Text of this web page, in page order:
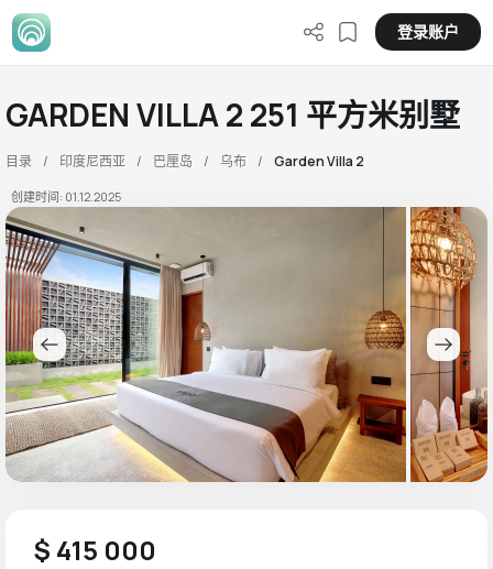
登录账户
GARDEN VILLA 2 251 平方米别墅
目录 印度尼西亚 巴厘岛 乌布 Garden Villa 2
创建时间: 01.12.2025
$ 415 000